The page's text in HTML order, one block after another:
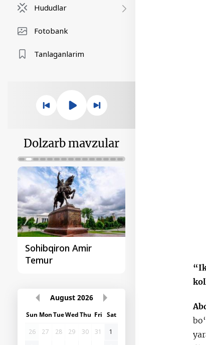
Hududlar
Fotobank
Tanlaganlarim
Dolzarb mavzular
Sohibqiron Amir
Temur
August 2026
Sun MonTueWedThu Fri Sat
26
27 28 29 30 31
1